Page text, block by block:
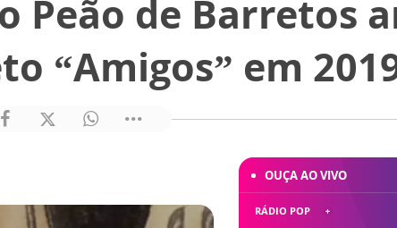
Peão de Barretos
“Amigos” em
OUÇA AO VIVO
RÁDIO POP